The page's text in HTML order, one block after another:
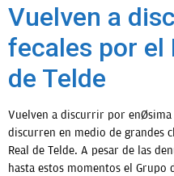
Vuelven a
fecales por el
de Telde
Vuelven a discurrir por enésima
discurren en medio de grandes
Real de Telde. A pesar de las
hasta estos momentos el Grupo